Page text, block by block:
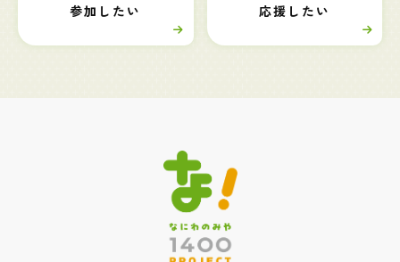
参加したい 応援したい